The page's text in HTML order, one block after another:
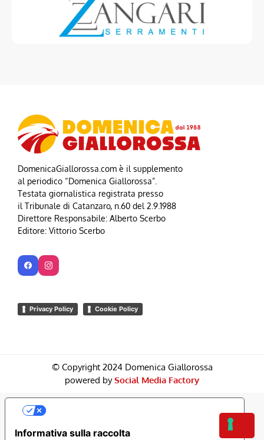
DomenicaGiallorossa.com è il supplemento
al periodico “Domenica Giallorossa”.
Testata giornalistica registrata presso
il Tribunale di Catanzaro, n.60 del 2.9.1988
Direttore Responsabile: Alberto Scerbo
Editore: Vittorio Scerbo
Privacy Policy Cookie Policy
© Copyright 2024 Domenica Giallorossa
powered bySocial Media Factory
Informativa sulla raccolta
Le Tue Preferenze Relative Alla Privacy